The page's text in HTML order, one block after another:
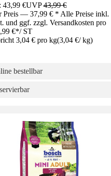
43,99 €UVP43,99 €
Preis — 37,99 € * Alle Preise inkl.
und ggf. zzgl. Versandkosten pro
€*/ ST
3,04 € pro kg(3,04 €/ kg)
bestellbar